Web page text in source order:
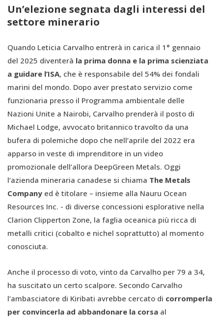
Un’elezione segnata dagli interessi del
settore minerario
Quando Leticia Carvalho entrerà in carica il 1° gennaio
del 2025 diventerà la prima donna e la prima scienziata
a guidare l’ISA, che è responsabile del 54% dei fondali
marini del mondo. Dopo aver prestato servizio come
funzionaria presso il Programma ambientale delle
Nazioni Unite a Nairobi, Carvalho prenderà il posto di
Michael Lodge, avvocato britannico travolto da una
bufera di polemiche dopo che nell’aprile del 2022 era
apparso in veste di imprenditore in un video
promozionale dell’allora DeepGreen Metals. Oggi
l’azienda mineraria canadese si chiama The Metals
Company ed è titolare – insieme alla Nauru Ocean
Resources Inc. - di diverse concessioni esplorative nella
Clarion Clipperton Zone, la faglia oceanica più ricca di
metalli critici (cobalto e nichel soprattutto) al momento
conosciuta.
Anche il processo di voto, vinto da Carvalho per 79 a 34,
ha suscitato un certo scalpore. Secondo Carvalho
l’ambasciatore di Kiribati avrebbe cercato di corromperla
per convincerla ad abbandonare la corsa al